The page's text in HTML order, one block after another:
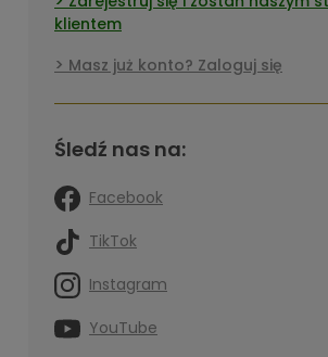
klientem
Masz już konto? Zaloguj się
Śledź nas na:
Facebook
TikTok
Instagram
YouTube